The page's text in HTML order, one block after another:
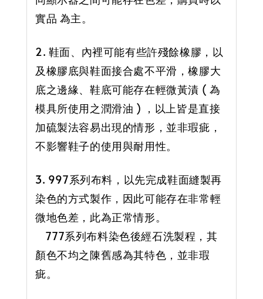
實品 為主。
2. 鞋面、內裡可能有些許殘餘橡膠，以
及橡膠底與鞋面接合處不平滑，橡膠大
底之邊緣、鞋底可能存在輕微黃漬 ( 為
模具所使用之潤滑油 ) ，以上皆是直接
加硫製法容易出現的情形，並非瑕疵，
不影響鞋子的使用與耐用性。
3. 997系列布料，以先完成鞋面縫製再
染色的方式製作，因此可能存在非常輕
微地色差，此為正常情形。
777系列布料染色後經石洗製程，其
顏色不均之陳舊感為其特色，並非瑕
疵。